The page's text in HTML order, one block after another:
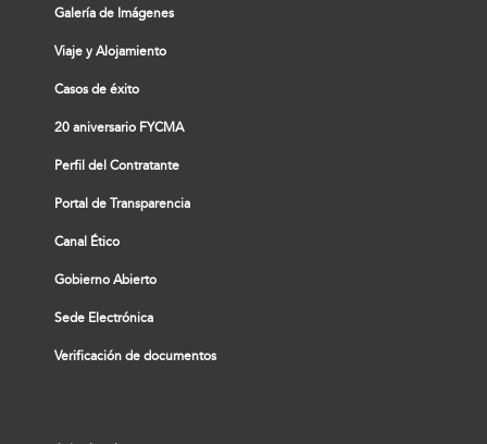
Galería de Imágenes
Viaje y Alojamiento
Casos de éxito
20 aniversario FYCMA
Perfil del Contratante
Portal de Transparencia
Canal Ético
Gobierno Abierto
Sede Electrónica
Verificación de documentos